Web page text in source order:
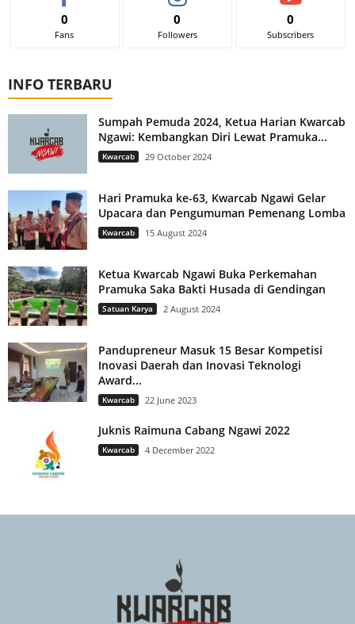
0
Fans
0
Followers
0
Subscribers
INFO TERBARU
Sumpah Pemuda 2024, Ketua Harian Kwarcab
Ngawi: Kembangkan Diri Lewat Pramuka...
Kwarcab 29 October 2024
Hari Pramuka ke-63, Kwarcab Ngawi Gelar
Upacara dan Pengumuman Pemenang Lomba
Kwarcab 15 August 2024
Ketua Kwarcab Ngawi Buka Perkemahan
Pramuka Saka Bakti Husada di Gendingan
Satuan Karya 2 August 2024
Pandupreneur Masuk 15 Besar Kompetisi
Inovasi Daerah dan Inovasi Teknologi
Award...
Kwarcab 22 June 2023
Juknis Raimuna Cabang Ngawi 2022
Kwarcab 4 December 2022